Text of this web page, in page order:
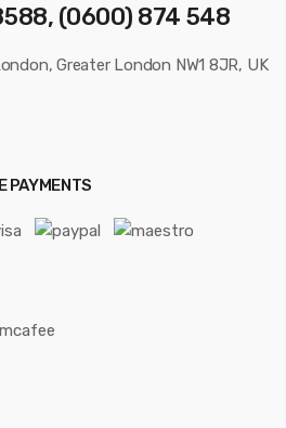
(0600) 874 548
Greater London NW1 8JR, UK
PAYMENTS